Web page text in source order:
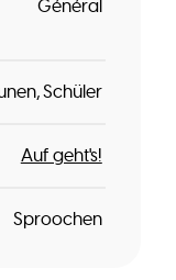
Général
Schüler
Auf geht's!
Sproochen